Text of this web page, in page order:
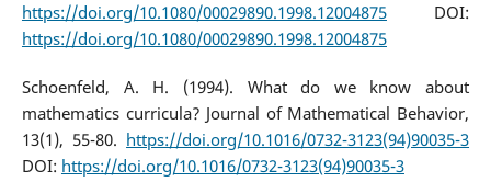
https://doi.org/10.1080/00029890.1998.12004875DOI:
https://doi.org/10.1080/00029890.1998.12004875
Schoenfeld, A. H. (1994). What do we know about
mathematics curricula? Journal of Mathematical Behavior,
13(1), 55-80. https://doi.org/10.1016/0732-3123(94)90035-3
DOI: https://doi.org/10.1016/0732-3123(94)90035-3